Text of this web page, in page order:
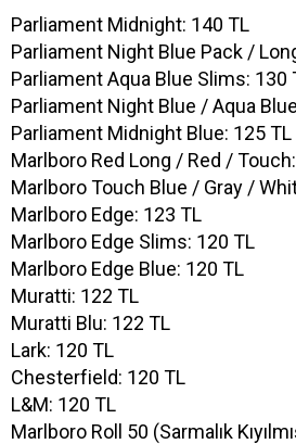
Parliament Midnight: 140 TL
Parliament Night Blue Pack /
Parliament Aqua Blue Slims: 130
Parliament Night Blue / Aqua
Parliament Midnight Blue: 125 TL
Marlboro Red Long / Red /
Marlboro Touch Blue / Gray /
Marlboro Edge: 123 TL
Marlboro Edge Slims: 120 TL
Marlboro Edge Blue: 120 TL
Muratti: 122 TL
Muratti Blu: 122 TL
Lark: 120 TL
Chesterfield: 120 TL
L&M: 120 TL
Marlboro Roll 50 (Sarmalık